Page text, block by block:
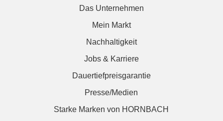
Das Unternehmen
Mein Markt
Nachhaltigkeit
Jobs & Karriere
Dauertiefpreisgarantie
Presse/Medien
Starke Marken von HORNBACH